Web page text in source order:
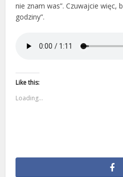
nie znam was”. Czuwajcie więc,
godziny”.
Like this:
Loading...